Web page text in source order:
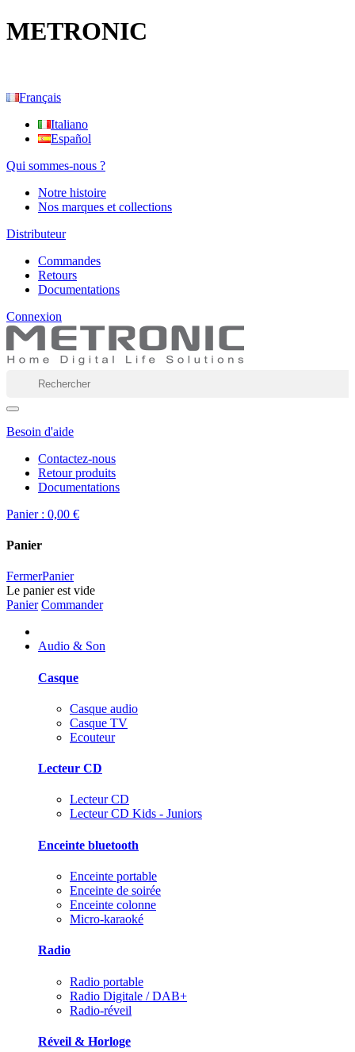
METRONIC
Français
Italiano
Español
Qui sommes-nous ?
Notre histoire
Nos marques et collections
Distributeur
Commandes
Retours
Documentations
Connexion
Besoin d'aide
Contactez-nous
Retour produits
Documentations
Panier : 0,00 €
Panier
FermerPanier
Le panier est vide
Panier Commander
Audio & Son
Casque
Casque audio
Casque TV
Ecouteur
Lecteur CD
Lecteur CD
Lecteur CD Kids - Juniors
Enceinte bluetooth
Enceinte portable
Enceinte de soirée
Enceinte colonne
Micro-karaoké
Radio
Radio portable
Radio Digitale / DAB+
Radio-réveil
Réveil & Horloge